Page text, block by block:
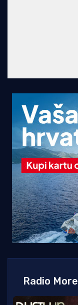
Radio More